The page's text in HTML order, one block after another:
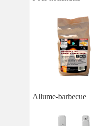
Allume-barbecue